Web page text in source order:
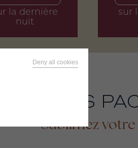
la dernière
nuit
sur
NOS
Sublimez
Deny all cookies